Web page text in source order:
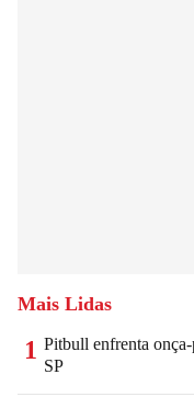
Mais Lidas
1 Pitbull enfrenta
SP